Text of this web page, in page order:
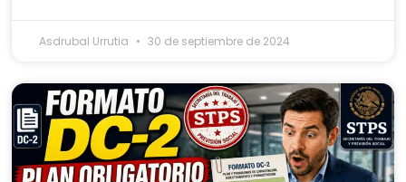
Asdrubal Urrutia 30 de septiembre de 2024